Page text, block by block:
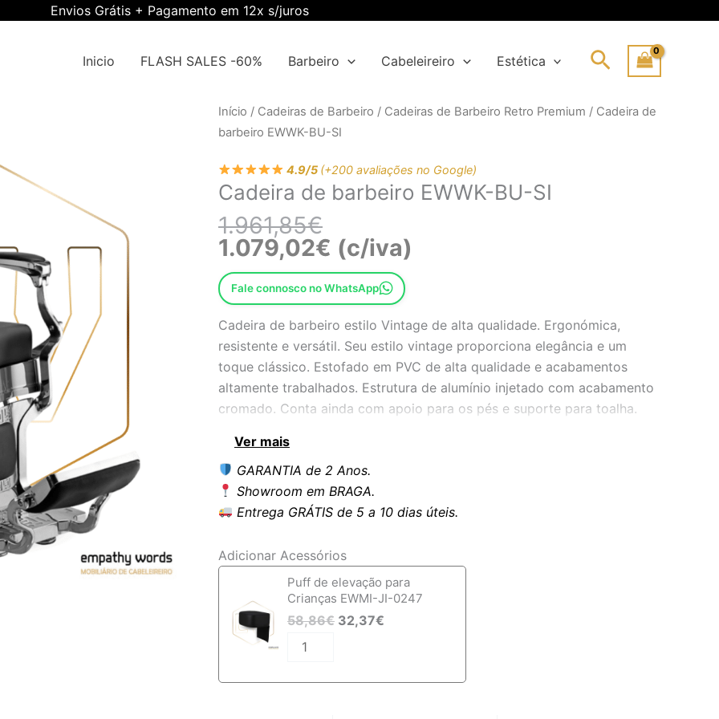
Envios Grátis + Pagamento em 12x s/juros
Inicio FLASH SALES -60% Barbeiro Cabeleireiro Estética Search
Início / Cadeiras de Barbeiro / Cadeiras de Barbeiro Retro Premium / Cadeira de
barbeiro EWWK-BU-SI
4.9/5 (+200 avaliações no Google)
Cadeira de barbeiro EWWK-BU-SI
1.961,85€
O
preço
era:
1.961,85€.
O
preço
é:
1.079,02€.
1.079,02€ (c/iva)
Fale connosco no WhatsApp
Cadeira de barbeiro estilo Vintage de alta qualidade. Ergonómica,
resistente e versátil. Seu estilo vintage proporciona elegância e um
toque clássico. Estofado em PVC de alta qualidade e acabamentos
altamente trabalhados. Estrutura de alumínio injetado com acabamento
cromado. Conta ainda com apoio para os pés e suporte para toalha.
Medidas:
• Altura do assento: 57-75cm;
• Comprimento: 111-129cm;
• Largura: 70cm;
Ver mais
GARANTIA de 2 Anos.
Showroom em BRAGA.
Entrega GRÁTIS de 5 a 10 dias úteis.
Adicionar Acessórios
Puff de elevação para
Crianças EWMI-JI-0247
58,86€ 32,37€
Quantidade
de
Cadeira
de
EWWK-
SI
Quantidade
de
de
barbeiro
EWWK-
BU-
SI